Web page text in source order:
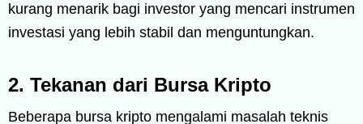
kurang menarik bagi investor yang mencari instrumen
investasi yang lebih stabil dan menguntungkan.
2. Tekanan dari Bursa Kripto
Beberapa bursa kripto mengalami masalah teknis